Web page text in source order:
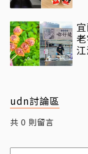
udn討論區
共 0 則留言